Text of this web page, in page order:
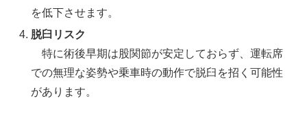
を低下させます。
脱臼リスク
特に術後早期は股関節が安定しておらず、運転席
での無理な姿勢や乗車時の動作で脱臼を招く可能性
があります。